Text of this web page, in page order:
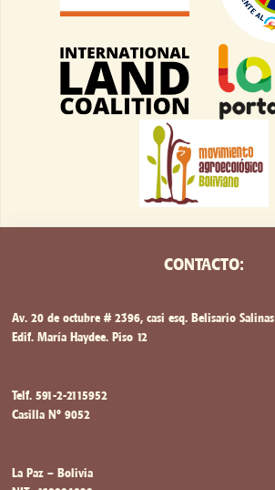
CONTACTO:
Av. 20 de octubre # 2396, casi esq. Belisario Salinas
Edif. María Haydee. Piso 12
Telf. 591-2-2115952
Casilla Nº 9052
La Paz – Bolivia